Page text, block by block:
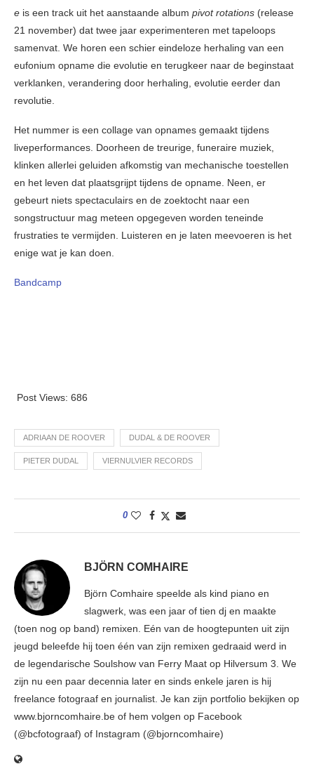
e is een track uit het aanstaande album pivot rotations (release
21 november) dat twee jaar experimenteren met tapeloops
samenvat. We horen een schier eindeloze herhaling van een
eufonium opname die evolutie en terugkeer naar de beginstaat
verklanken, verandering door herhaling, evolutie eerder dan
revolutie.
Het nummer is een collage van opnames gemaakt tijdens
liveperformances. Doorheen de treurige, funeraire muziek,
klinken allerlei geluiden afkomstig van mechanische toestellen
en het leven dat plaatsgrijpt tijdens de opname. Neen, er
gebeurt niets spectaculairs en de zoektocht naar een
songstructuur mag meteen opgegeven worden teneinde
frustraties te vermijden. Luisteren en je laten meevoeren is het
enige wat je kan doen.
Bandcamp
Post Views: 686
ADRIAAN DE ROOVER DUDAL & DE ROOVER
PIETER DUDAL VIERNULVIER RECORDS
0
BJÖRN COMHAIRE
Björn Comhaire speelde als kind piano en
slagwerk, was een jaar of tien dj en maakte
(toen nog op band) remixen. Eén van de hoogtepunten uit zijn
jeugd beleefde hij toen één van zijn remixen gedraaid werd in
de legendarische Soulshow van Ferry Maat op Hilversum 3. We
zijn nu een paar decennia later en sinds enkele jaren is hij
freelance fotograaf en journalist. Je kan zijn portfolio bekijken op
www.bjorncomhaire.be of hem volgen op Facebook
(@bcfotograaf) of Instagram (@bjorncomhaire)